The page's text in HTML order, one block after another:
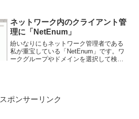
んなことは容易いことでしょうが、楽天
やYahoo!ショッピ...
ネットワーク内のクライアント管
理に「NetEnum」
紛いなりにもネットワーク管理者である
私が重宝している「NetEnum」です。ワ
ークグループやドメインを選択して検索
スポンサーリンク